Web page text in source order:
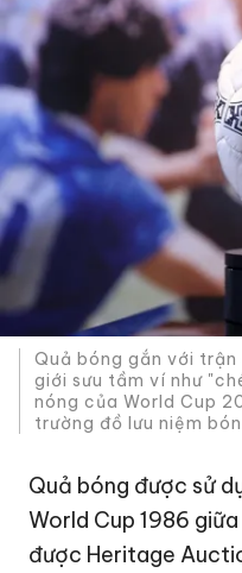
Quả bóng gắn với
giới sưu tầm ví như
nóng của World Cup
trường đồ lưu niệm
Quả bóng được sử
World Cup 1986
được Heritage